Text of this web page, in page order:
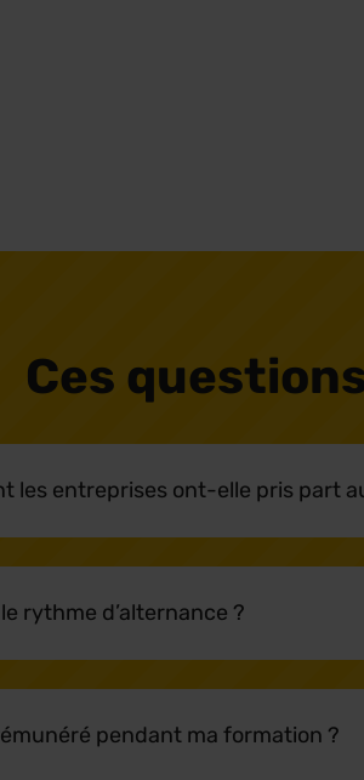
Ces
les entreprises ont-elle pris part
rythme d’alternance ?
pendant ma formation ?